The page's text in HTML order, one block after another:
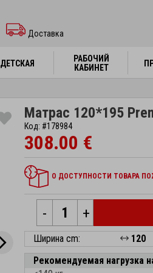
Доставка
ДЕТСКАЯ
РАБОЧИЙ
КАБИНЕТ
ДЕТСКАЯ
РАБОЧИЙ
КАБИНЕТ
Матрас 120*195
Код: #178984
308.00 €
О ДОСТУПНОСТИ ТОВАРА
- +
Ширина cm:
120
Рекомендуемая нагрузка